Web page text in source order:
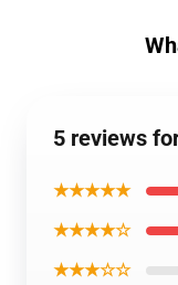
5 reviews
★★★★★
★★★★☆
★★★☆☆